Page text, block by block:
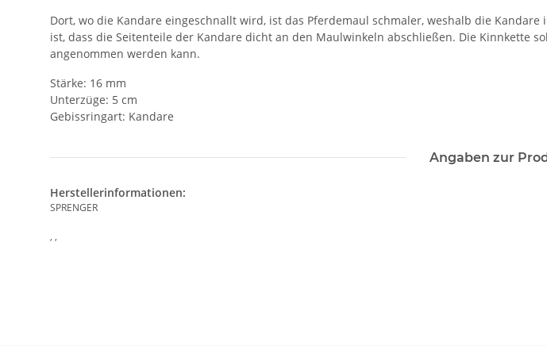
Dort, wo die Kandare eingeschnallt wird, ist das Pferdemaul schmaler, weshalb die
ist, dass die Seitenteile der Kandare dicht an den Maulwinkeln abschließen. Die Kinnkette
angenommen werden kann.
Stärke: 16 mm
Unterzüge: 5 cm
Gebissringart: Kandare
Angaben zur
Herstellerinformationen:
SPRENGER
, ,